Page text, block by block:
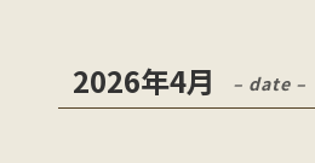
2026年4月 – date –